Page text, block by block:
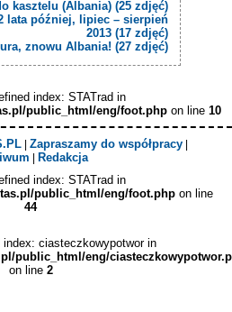
kasztelu (Albania) (25 zdjęć)
lata później, lipiec – sierpień
2013 (17 zdjęć)
znowu Albania! (27 zdjęć)
index: STATrad in
public_html/eng/foot.php on line 10
| Zapraszamy do współpracy|
Redakcja
index: STATrad in
public_html/eng/foot.php on line
44
index: ciasteczkowypotwor in
public_html/eng/
on line 2